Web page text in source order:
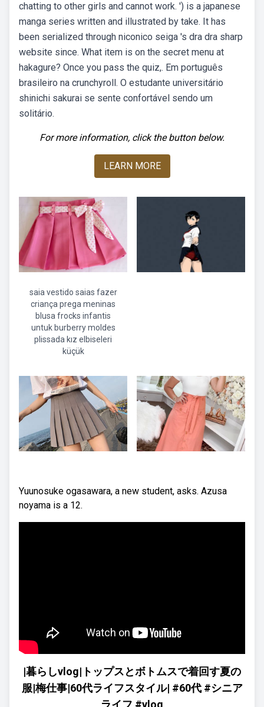
chatting to other girls and cannot work. ') is a japanese
manga series written and illustrated by take. It has
been serialized through niconico seiga 's dra dra sharp
website since. What item is on the secret menu at
hakagure? Once you pass the quiz,. Em português
brasileiro na crunchyroll. O estudante universitário
shinichi sakurai se sente confortável sendo um
solitário.
For more information, click the button below.
LEARN MORE
saia vestido saias fazer
criança prega meninas
blusa frocks infantis
untuk burberry moldes
plissada kız elbiseleri
küçük
Yuunosuke ogasawara, a new student, asks. Azusa
noyama is a 12.
|暮らしvlog|トップスとボトムスで着回す夏の
服|梅仕事|60代ライフスタイル| #60代 #シニア
ライフ #vlog